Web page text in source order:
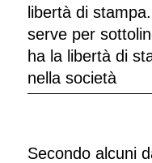
libertà di
serve per
ha la libertà di
nella società
Secondo alcuni